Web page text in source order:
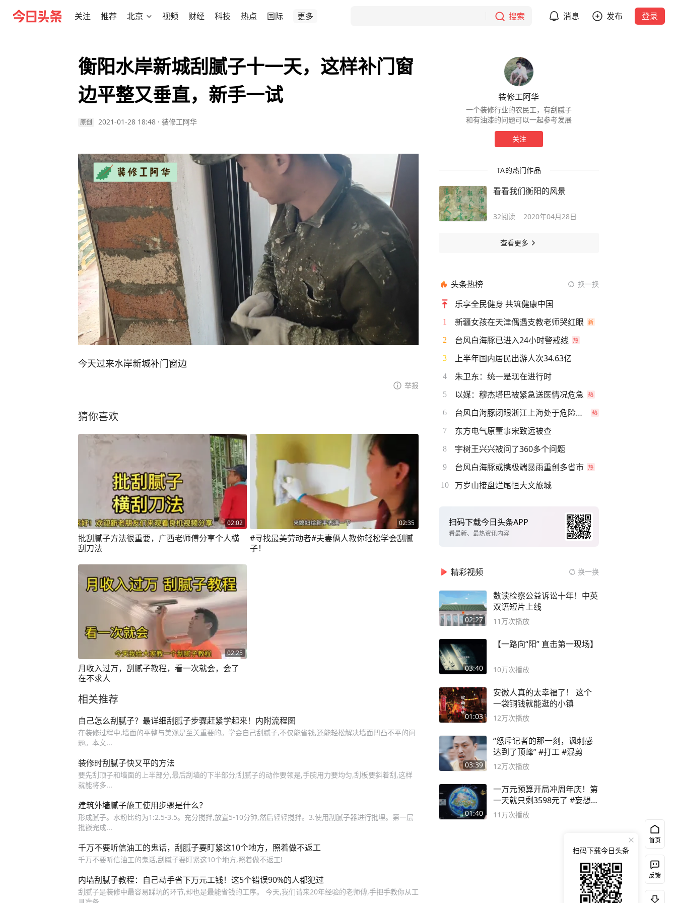
关注 推荐 北京 视频 财经 科技 热点 国际 更多 搜索 消息 发布 登录
衡阳水岸新城刮腻子十一天，这样补门窗
边平整又垂直，新手一试
原创 2021-01-28 18:48 · 装修工阿华
今天过来水岸新城补门窗边
举报
猜你喜欢
02:02
批刮腻子方法很重要，广西老师傅分享个人横
刮刀法
02:35
#寻找最美劳动者#夫妻俩人教你轻松学会刮腻
子！
02:25
月收入过万，刮腻子教程，看一次就会，会了
在不求人
相关推荐
自己怎么刮腻子？最详细刮腻子步骤赶紧学起来！内附流程图
在装修过程中,墙面的平整与美观是至关重要的。学会自己刮腻子,不仅能省钱,还能轻松解决墙面凹凸不平的问
题。本文...
装修时刮腻子快又平的方法
要先刮顶子和墙面的上半部分,最后刮墙的下半部分;刮腻子的动作要领是,手腕用力要均匀,刮板要斜着刮,这样
就能将多...
建筑外墙腻子施工使用步骤是什么？
形成腻子。水粉比约为1:2.5-3.5。充分搅拌,放置5-10分钟,然后轻轻搅拌。3.使用刮腻子器进行批埋。第一层
批嵌完成...
千万不要听信油工的鬼话，刮腻子要盯紧这10个地方，照着做不返工
千万不要听信油工的鬼话,刮腻子要盯紧这10个地方,照着做不返工!
内墙刮腻子教程：自己动手省下万元工钱！这5个错误90%的人都犯过
刮腻子是装修中最容易踩坑的环节,却也是最能省钱的工序。 今天,我们请来20年经验的老师傅,手把手教你从工
装修工阿华
一个装修行业的农民工，有刮腻子
和有油漆的问题可以一起参考发展
关注
TA的热门作品
看看我们衡阳的风景
32阅读 2020年04月28日
查看更多
头条热榜 换一换
乐享全民健身 共筑健康中国
1 新疆女孩在天津偶遇支教老师哭红眼
2 台风白海豚已进入24小时警戒线
3 上半年国内居民出游人次34.63亿
4 朱卫东：统一是现在进行时
5 以媒：穆杰塔巴被紧急送医情况危急
6 台风白海豚闭眼浙江上海处于危险半圆
7 东方电气原董事宋致远被查
8 宇树王兴兴被问了360多个问题
9 台风白海豚或携极端暴雨重创多省市
10 万岁山接盘烂尾恒大文旅城
扫码下载今日头条APP
看最新、最热资讯内容
精彩视频 换一换
02:27
数读检察公益诉讼十年！中英
双语短片上线
11万次播放
03:40
【一路向“阳” 直击第一现场】
10万次播放
01:03
安徽人真的太幸福了！ 这个
一袋铜钱就能逛的小镇
12万次播放
03:39
“怒斥记者的那一刻，讽刺感
达到了顶峰” #打工 #混剪
12万次播放
01:40
一万元预算开局冲周年庆！第
一天就只剩3598元了 #妄想山
海
11万次播放
首页
反馈
扫码下载今日头条